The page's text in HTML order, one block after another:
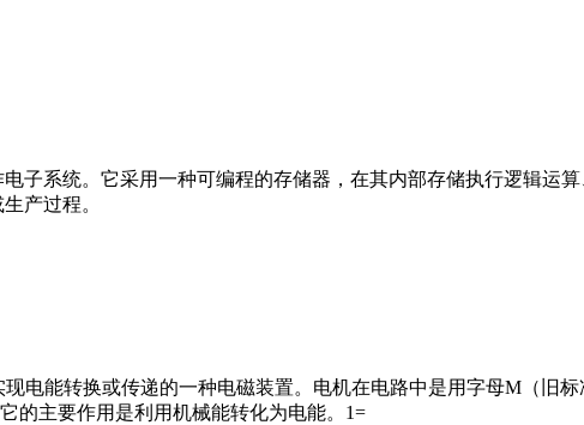
子系统。它采用一种可编程的存储器，在其内部存储执行逻辑运
产过程。
现电能转换或传递的一种电磁装置。电机在电路中是用字母M（旧
的主要作用是利用机械能转化为电能。1=